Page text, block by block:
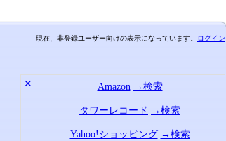
現在、非登録ユーザー向けの表示になっています。 ログイン
✕ Amazon →検索
タワーレコード →検索
Yahoo!ショッピング →検索